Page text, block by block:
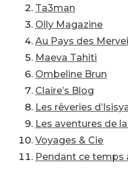
Ta3man
Olly Magazine
Au Pays des
Maeva Tahiti
Ombeline Brun
Claire’s Blog
Les rêveries
Les aventures de
Voyages & Cie
Pendant ce temps